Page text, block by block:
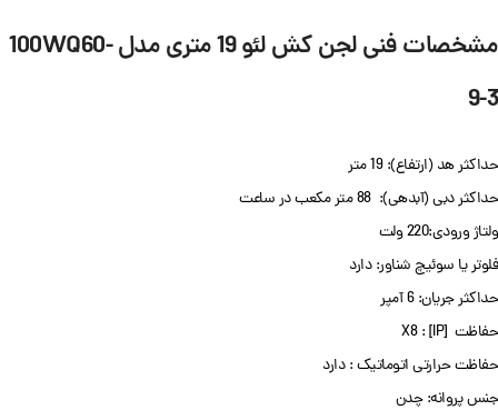
مشخصات فنی لجن کش لئو 19 متری مدل 100WQ60-
9-3
حداکثر هد (ارتفاع): 19 متر
حداکثر دبی (آبدهی): 88 متر مکعب در ساعت
ولتاژ ورودی:220 ولت
فلوتر یا سوئیچ شناور: دارد
حداکثر جریان: 6 آمپر
حفاظت [IP] : X8
حفاظت حرارتی اتوماتیک : دارد
جنس پروانه: چدن